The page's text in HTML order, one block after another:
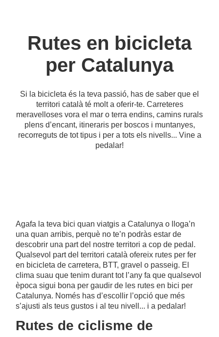
Rutes en bicicleta
per Catalunya
Si la bicicleta és la teva passió, has de saber que el
territori català té molt a oferir-te. Carreteres
meravelloses vora el mar o terra endins, camins rurals
plens d’encant, itineraris per boscos i muntanyes,
recorreguts de tot tipus i per a tots els nivells... Vine a
pedalar!
Agafa la teva bici quan viatgis a Catalunya o lloga’n
una quan arribis, perquè no te’n podràs estar de
descobrir una part del nostre territori a cop de pedal.
Qualsevol part del territori català ofereix rutes per fer
en bicicleta de carretera, BTT, gravel o passeig. El
clima suau que tenim durant tot l’any fa que qualsevol
època sigui bona per gaudir de les rutes en bici per
Catalunya. Només has d’escollir l’opció que més
s’ajusti als teus gustos i al teu nivell... i a pedalar!
Rutes de ciclisme de